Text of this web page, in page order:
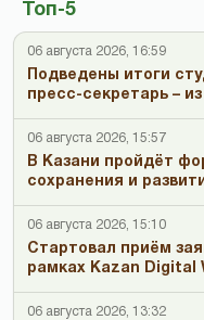
Топ-5
06 августа 2026, 16:59
Подведены итоги
пресс-секретарь –
06 августа 2026, 15:57
В Казани пройдёт
сохранения и
06 августа 2026, 15:10
Стартовал приём
рамках Kazan Digital
06 августа 2026, 13:32